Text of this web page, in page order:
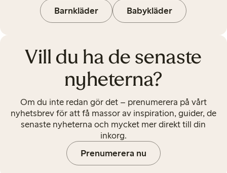
Barnkläder Babykläder
Vill du ha de senaste
nyheterna?
Om du inte redan gör det – prenumerera på vårt
nyhetsbrev för att få massor av inspiration, guider, de
senaste nyheterna och mycket mer direkt till din
inkorg.
Prenumerera nu